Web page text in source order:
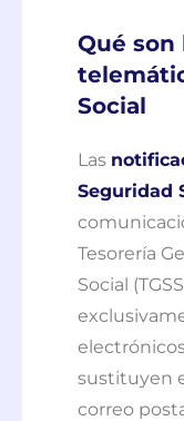
Qué son
Social
Las
Seguridad
Tesorería
Social
sustituyen
correo